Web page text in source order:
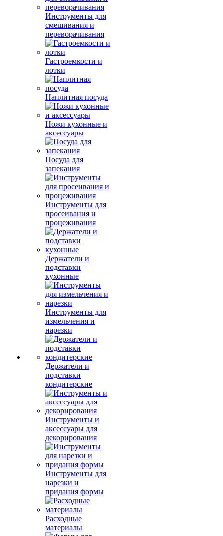
Инструменты для
смешивания и
переворачивания
Гастроемкости и
лотки
Наплитная посуда
Ножи кухонные и
аксессуары
Посуда для
запекания
Инструменты для
просеивания и
процеживания
Держатели и
подставки
кухонные
Инструменты для
измельчения и
нарезки
Держатели и
подставки
кондитерские
Инструменты и
аксессуары для
декорирования
Инструменты для
нарезки и
придания формы
Расходные
материалы